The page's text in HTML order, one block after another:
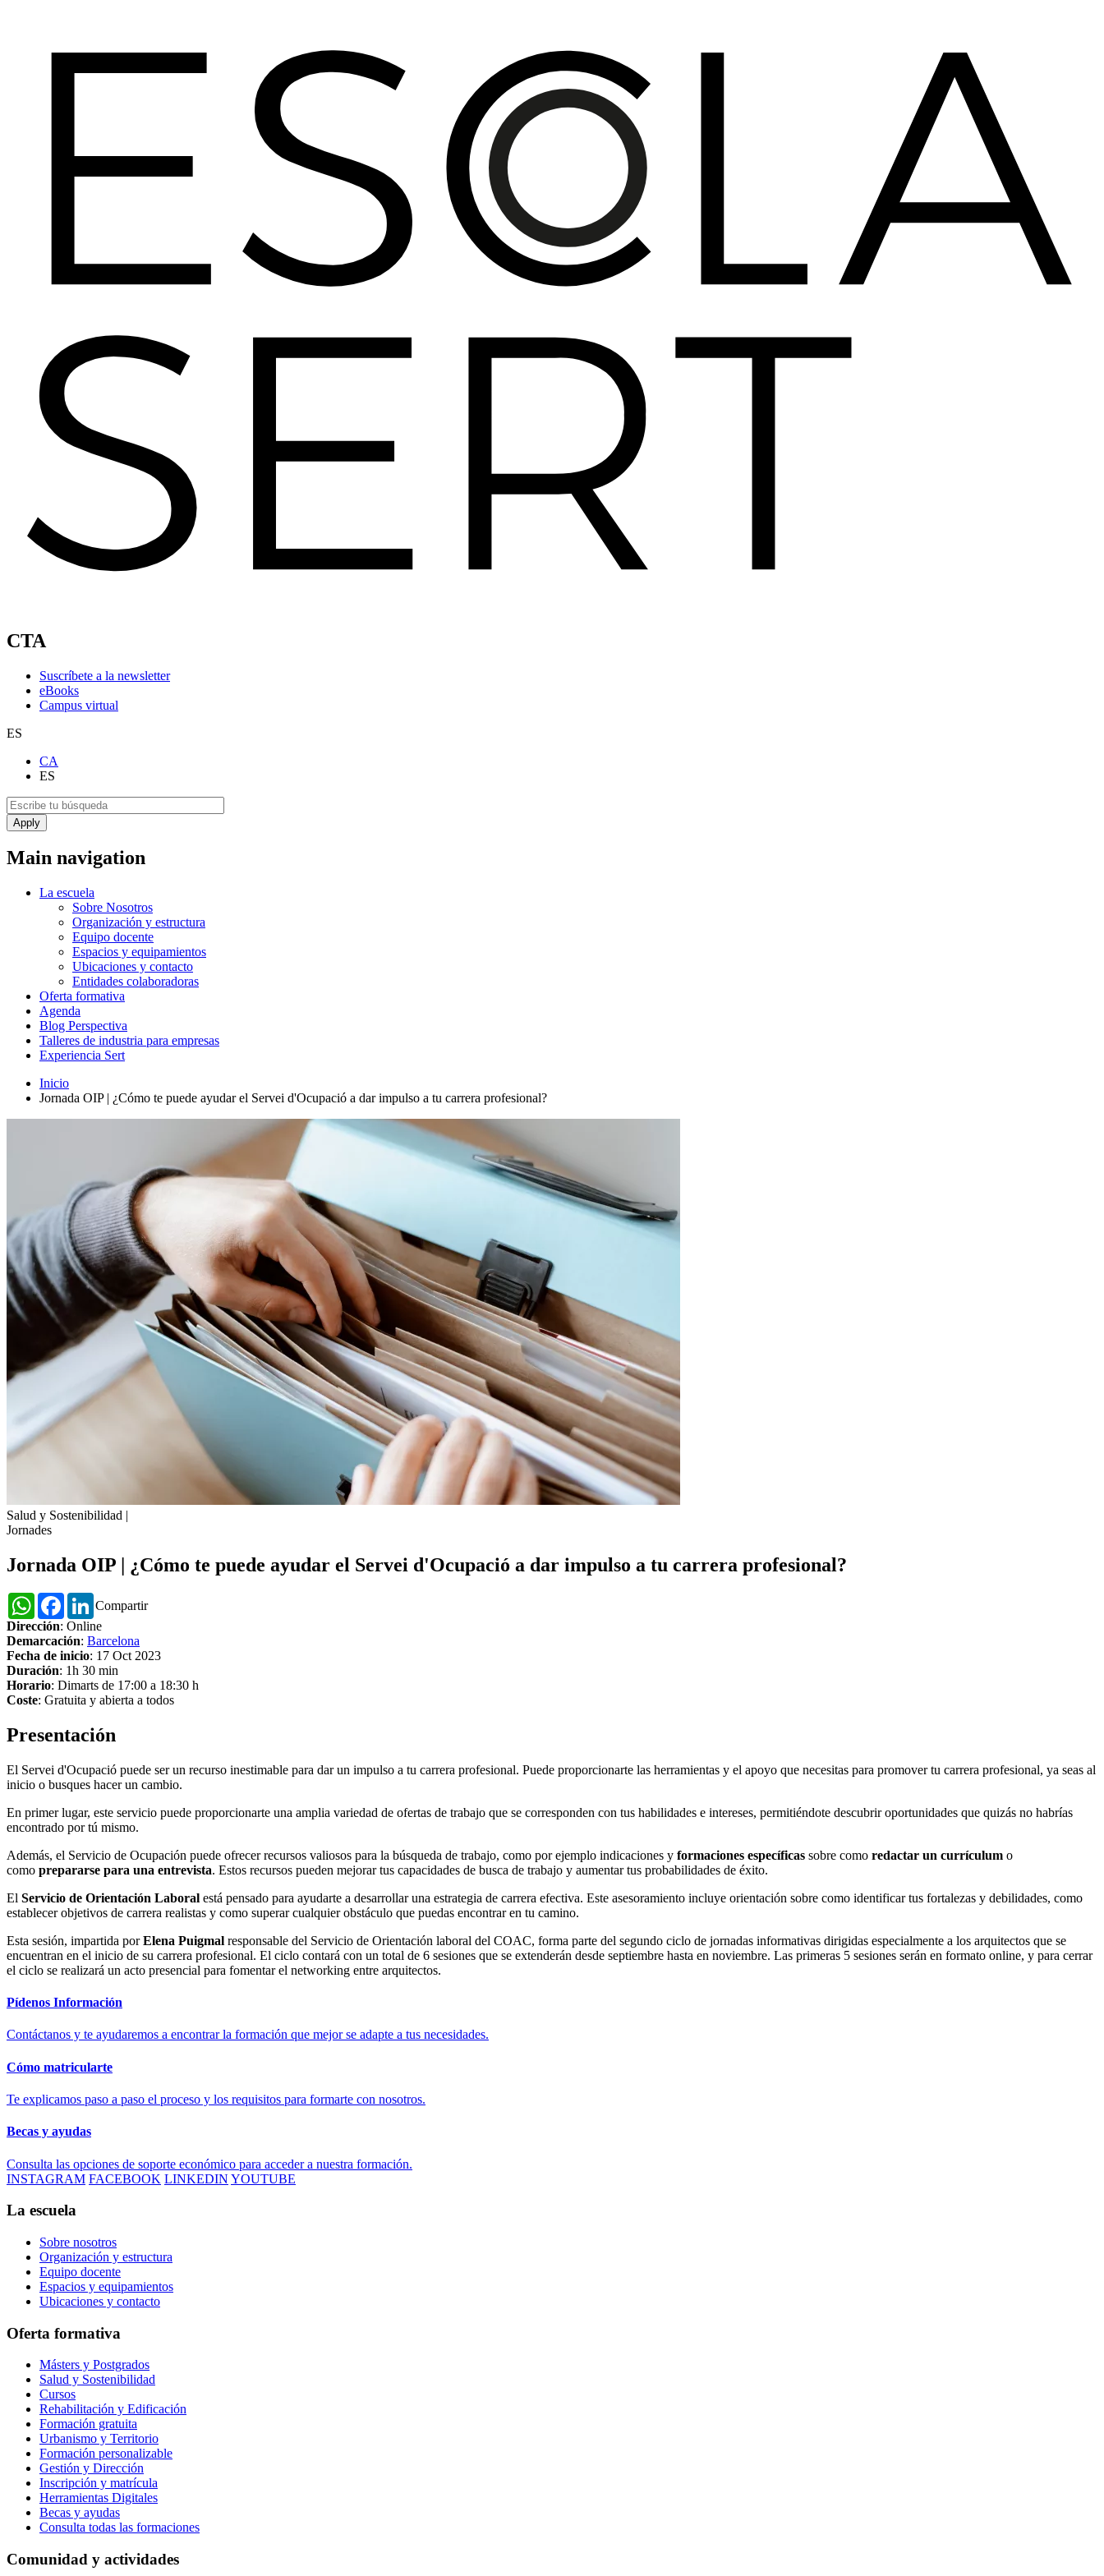
CTA
Suscríbete a la newsletter
eBooks
Campus virtual
ES
CA
ES
Main navigation
La escuela
Sobre Nosotros
Organización y estructura
Equipo docente
Espacios y equipamientos
Ubicaciones y contacto
Entidades colaboradoras
Oferta formativa
Agenda
Blog Perspectiva
Talleres de industria para empresas
Experiencia Sert
Inicio
Jornada OIP | ¿Cómo te puede ayudar el Servei d'Ocupació a dar impulso a tu carrera profesional?
Salud y Sostenibilidad |
Jornades
Jornada OIP | ¿Cómo te puede ayudar el Servei d'Ocupació a dar impulso a tu carrera profesional?
Compartir
WhatsAppFacebookLinkedIn
Dirección: Online
Demarcación: Barcelona
Fecha de inicio: 17 Oct 2023
Duración: 1h 30 min
Horario: Dimarts de 17:00 a 18:30 h
Coste: Gratuita y abierta a todos
Presentación
El Servei d'Ocupació puede ser un recurso inestimable para dar un impulso a tu carrera profesional. Puede proporcionarte las herramientas y el apoyo que necesitas para promover tu carrera profesional, ya seas al
inicio o busques hacer un cambio.
En primer lugar, este servicio puede proporcionarte una amplia variedad de ofertas de trabajo que se corresponden con tus habilidades e intereses, permitiéndote descubrir oportunidades que quizás no habrías
encontrado por tú mismo.
Además, el Servicio de Ocupación puede ofrecer recursos valiosos para la búsqueda de trabajo, como por ejemplo indicaciones y formaciones específicas sobre como redactar un currículum o
como prepararse para una entrevista. Estos recursos pueden mejorar tus capacidades de busca de trabajo y aumentar tus probabilidades de éxito.
El Servicio de Orientación Laboral está pensado para ayudarte a desarrollar una estrategia de carrera efectiva. Este asesoramiento incluye orientación sobre como identificar tus fortalezas y debilidades, como
establecer objetivos de carrera realistas y como superar cualquier obstáculo que puedas encontrar en tu camino.
Esta sesión, impartida porElena Puigmal responsable del Servicio de Orientación laboral del COAC, forma parte del segundo ciclo de jornadas informativas dirigidas especialmente a los arquitectos que se
encuentran en el inicio de su carrera profesional. El ciclo contará con un total de 6 sesiones que se extenderán desde septiembre hasta en noviembre. Las primeras 5 sesiones serán en formato online, y para cerrar
el ciclo se realizará un acto presencial para fomentar el networking entre arquitectos.
Pídenos Información
Contáctanos y te ayudaremos a encontrar la formación que mejor se adapte a tus necesidades.
Cómo matricularte
Te explicamos paso a paso el proceso y los requisitos para formarte con nosotros.
Becas y ayudas
Consulta las opciones de soporte económico para acceder a nuestra formación.
INSTAGRAM FACEBOOK LINKEDIN YOUTUBE
La escuela
Sobre nosotros
Organización y estructura
Equipo docente
Espacios y equipamientos
Ubicaciones y contacto
Oferta formativa
Másters y Postgrados
Salud y Sostenibilidad
Cursos
Rehabilitación y Edificación
Formación gratuita
Urbanismo y Territorio
Formación personalizable
Gestión y Dirección
Inscripción y matrícula
Herramientas Digitales
Becas y ayudas
Consulta todas las formaciones
Comunidad y actividades